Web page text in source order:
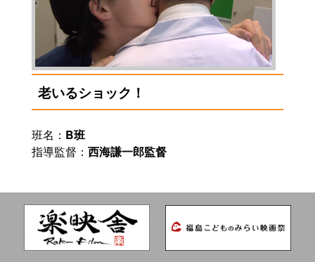
老いるショック！
班名： B班
指導監督： 西海謙一郎監督